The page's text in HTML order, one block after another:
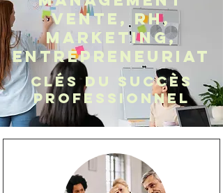
VENTE, RH,
MARKETING,
ENTREPRENEURIAT
Clés du succès
professionnel